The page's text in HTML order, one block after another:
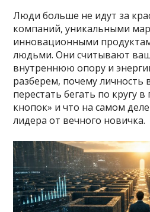
Люди больше не идут за
компаний, уникальными
инновационными
людьми. Они считывают
внутреннюю опору и
разберем, почему личность
перестать бегать по кругу
кнопок» и что на самом
лидера от вечного новичка.